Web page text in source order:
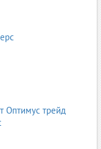
и целта се използват
за метал, бетон,
и е подходящо за
Оптимус трейд